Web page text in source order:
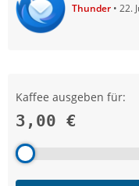
Thunder 22.
Kaffee ausgeben für:
3,00 €